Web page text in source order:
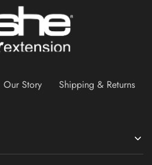
Our Story Shipping & Returns